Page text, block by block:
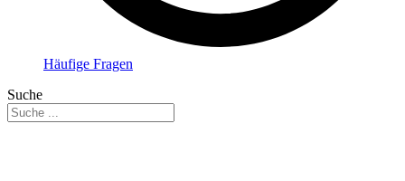
Häufige Fragen
Suche